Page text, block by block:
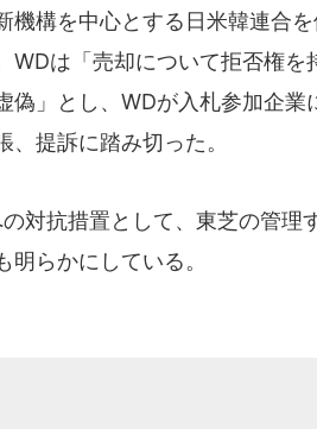
機構を中心とする日米韓連合
WDは「売却について拒否権
偽」とし、WDが入札参加企
、提訴に踏み切った。
対抗措置として、東芝の管理
明らかにしている。